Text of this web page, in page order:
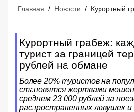
Главная / Новости /
Курортный грабеж:
турист за границей
рублей на обмане
Более 20% туристов на
становятся жертвами
среднем 23 000 рублей за
распространенных ловушек и